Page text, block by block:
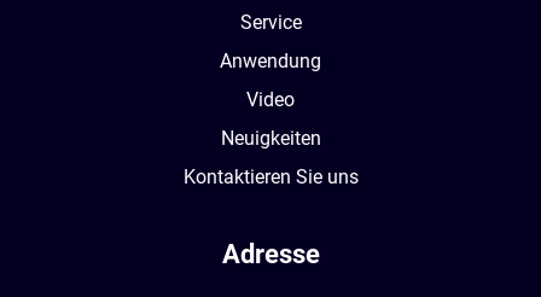
Service
Anwendung
Video
Neuigkeiten
Kontaktieren Sie uns
Adresse